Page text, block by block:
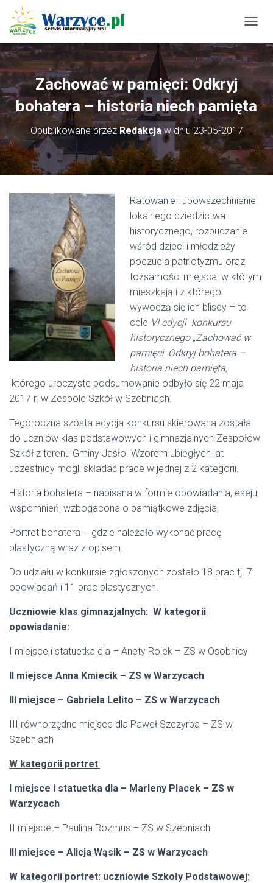
R
E
Ą
Z
G
J
Zachować w pamięci: Odkryj
bohatera – historia niech pamięta
Opublikowane przezRedakcjaw dniu23-05-2017
Ratowanie i upowszechnianie
lokalnego dziedzictwa
historycznego, rozbudzanie
wśród dzieci i młodzieży
poczucia patriotyzmu oraz
tożsamości miejsca, w którym
mieszkają i z którego
wywodzą się ich bliscy – to
cele VI edycji konkursu
historycznego „Zachować w
pamięci: Odkryj bohatera –
historia niech pamięta,
którego uroczyste podsumowanie odbyło się 22 maja
2017 r. w Zespole Szkół w Szebniach.
Tegoroczna szósta edycja konkursu skierowana została
do uczniów klas podstawowych i gimnazjalnych Zespołów
Szkół z terenu Gminy Jasło. Wzorem ubiegłych lat
uczestnicy mogli składać prace w jednej z 2 kategorii.
Historia bohatera – napisana w formie opowiadania, eseju,
wspomnień, wzbogacona o pamiątkowe zdjęcia,
Portret bohatera – gdzie należało wykonać pracę
plastyczną wraz z opisem.
Do udziału w konkursie zgłoszonych zostało 18 prac tj. 7
opowiadań i 11 prac plastycznych.
Uczniowie klas gimnazjalnych: W kategorii
opowiadanie:
I miejsce i statuetka dla – Anety Rolek – ZS w Osobnicy
II miejsce Anna Kmiecik – ZS w Warzycach
III miejsce – Gabriela Lelito – ZS w Warzycach
III równorzędne miejsce dla Paweł Szczyrba – ZS w
Szebniach
W kategorii portret:
I miejsce i statuetka dla – Marleny Placek – ZS w
Warzycach
II miejsce – Paulina Rozmus – ZS w Szebniach
III miejsce – Alicja Wąsik – ZS w Warzycach
W kategorii portret: uczniowie Szkoły Podstawowej: